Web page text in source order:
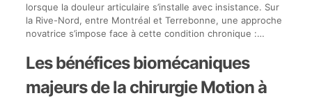
lorsque la douleur articulaire s’installe avec insistance. Sur
la Rive-Nord, entre Montréal et Terrebonne, une approche
novatrice s’impose face à cette condition chronique :…
Les bénéfices biomécaniques
majeurs de la chirurgie Motion à